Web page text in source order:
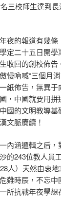
三校師生達到
夜的報道有幾條
定二十五日開
收回的創校佈告
慢吶喊“三個月
紙佈告，無異
，中國就要用
國的文明教導
文脈賡續！
內涵邏輯之后
的243位教人員
人）天然由衷
難時辰，不忘
所抗戰年夜學